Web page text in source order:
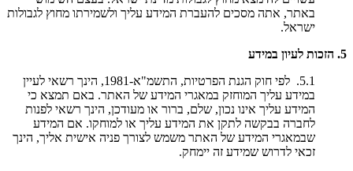
באתר, אתה מסכים להעברת המידע עליך ולשמירתו מחוץ לגבולות
ישראל.
5. הזכות לעיון במידע
5.1. לפי חוק הגנת הפרטיות, התשמ"א-1981, הינך רשאי לעיין
במידע עליך המוחזק במאגרי המידע של האתר. באם תמצא כי
המידע עליך אינו נכון, שלם, ברור או מעודכן, הינך רשאי לפנות
לחברה בבקשה לתקן את המידע עליך או למוחקו. אם המידע
שבמאגרי המידע של האתר משמש לצורך פניה אישית אליך, הינך
זכאי לדרוש שמידע זה יימחק.